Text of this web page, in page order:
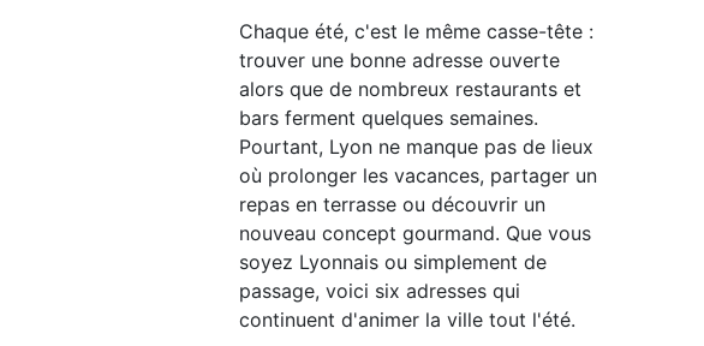
Chaque été, c'est le même casse-tête :
trouver une bonne adresse ouverte
alors que de nombreux restaurants et
bars ferment quelques semaines.
Pourtant, Lyon ne manque pas de lieux
où prolonger les vacances, partager un
repas en terrasse ou découvrir un
nouveau concept gourmand. Que vous
soyez Lyonnais ou simplement de
passage, voici six adresses qui
continuent d'animer la ville tout l'été.